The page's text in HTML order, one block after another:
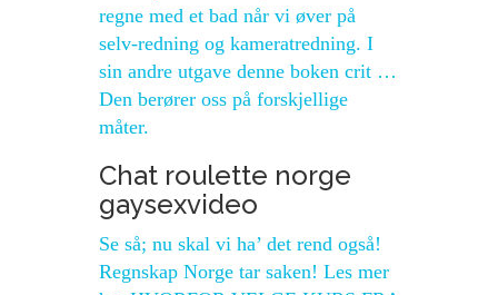
regne med et bad når vi øver på
selv-redning og kameratredning. I
sin andre utgave denne boken crit …
Den berører oss på forskjellige
måter.
Chat roulette norge
gaysexvideo
Se så; nu skal vi ha’ det rend også!
Regnskap Norge tar saken! Les mer